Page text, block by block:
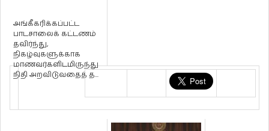
அங்கீகரிக்கப்பட்ட
பாடசாலைக் கட்டணம்
தவிர்ந்து,
நிகழ்வுகளுக்காக
மாணவர்களிடமிருந்து
நிதி அறவிடுவதைத் த...